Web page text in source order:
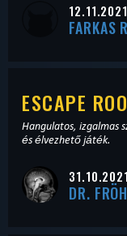
12.11.2021
FARKAS
ESCAPE
Hangulatos, izgalmas
és élvezhető játék.
31.10.2021
DR.